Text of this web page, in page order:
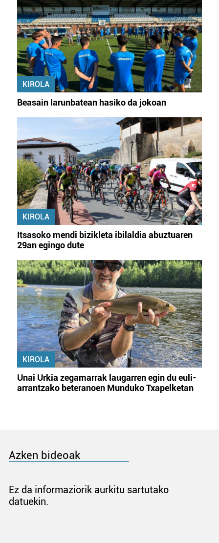
KIROLA
Beasain larunbatean hasiko da jokoan
KIROLA
Itsasoko mendi bizikleta ibilaldia abuztuaren
29an egingo dute
KIROLA
Unai Urkia zegamarrak laugarren egin du euli-
arrantzako beteranoen Munduko Txapelketan
Azken bideoak
Ez da informaziorik aurkitu sartutako
datuekin.